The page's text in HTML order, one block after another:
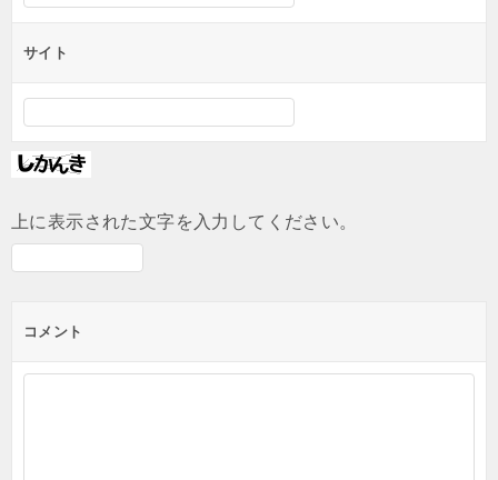
サイト
上に表示された文字を入力してください。
コメント